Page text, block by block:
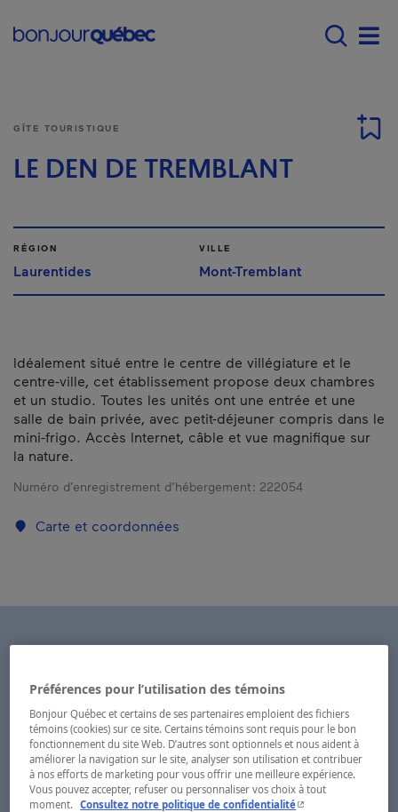
Main navigation -
GÎTE TOURISTIQUE
LE DEN DE TREMBLANT
RÉGION
Laurentides
VILLE
Mont-Tremblant
Idéalement situé entre le centre de villégiature et le
centre-ville, cet établissement propose deux chambres
et un studio. Toutes les unités ont une entrée et une
salle de bain privée, avec petit-déjeuner compris dans le
mini-frigo. Accès Internet, câble et vue magnifique sur
la nature.
Numéro d’enregistrement d’hébergement : 222054
Carte et coordonnées
Préférences pour l’utilisation des témoins
Bonjour Québec et certains de ses partenaires emploient des fichiers
témoins (cookies) sur ce site. Certains témoins sont requis pour le bon
fonctionnement du site Web. D’autres sont optionnels et nous aident à
améliorer la navigation sur le site, analyser son utilisation et contribuer
à nos efforts de marketing pour vous offrir une meilleure expérience.
Vous pouvez accepter, refuser ou personnaliser vos choix à tout
moment.
Consultez notre politique de confidentialité- Cet hyperlien